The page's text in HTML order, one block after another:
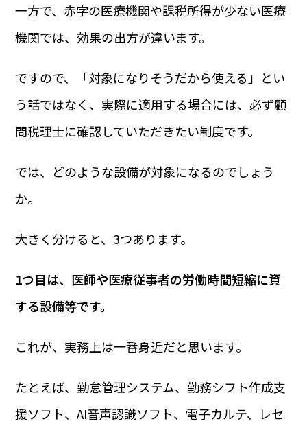
一方で、赤字の医療機関や課税所得が少ない医療
機関では、効果の出方が違います。
ですので、「対象になりそうだから使える」とい
う話ではなく、実際に適用する場合には、必ず顧
問税理士に確認していただきたい制度です。
では、どのような設備が対象になるのでしょう
か。
大きく分けると、3つあります。
1つ目は、医師や医療従事者の労働時間短縮に資
する設備等です。
これが、実務上は一番身近だと思います。
たとえば、勤怠管理システム、勤務シフト作成支
援ソフト、AI音声認識ソフト、電子カルテ、レセ